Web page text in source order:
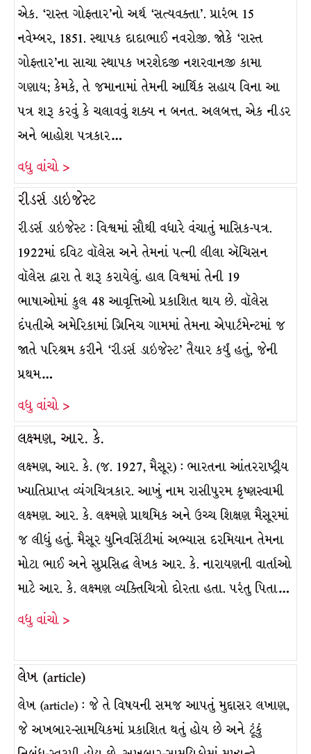
એક. ‘રાસ્ત ગોફ્તાર’નો અર્થ ‘સત્યવક્તા’. પ્રારંભ 15
નવેમ્બર, 1851. સ્થાપક દાદાભાઈ નવરોજી. જોકે ‘રાસ્ત
ગોફ્તાર’ના સાચા સ્થાપક ખરશેદજી નશરવાનજી કામા
ગણાય; કેમકે, તે જમાનામાં તેમની આર્થિક સહાય વિના આ
પત્ર શરૂ કરવું કે ચલાવવું શક્ય ન બનત. અલબત્ત, એક નીડર
અને બાહોશ પત્રકાર…
વધુ વાંચો >
રીડર્સ ડાઇજેસ્ટ
રીડર્સ ડાઇજેસ્ટ : વિશ્વમાં સૌથી વધારે વંચાતું માસિક-પત્ર.
1922માં દવિટ વૉલેસ અને તેમનાં પત્ની લીલા ઍચિસન
વૉલેસ દ્વારા તે શરૂ કરાયેલું. હાલ વિશ્વમાં તેની 19
ભાષાઓમાં કુલ 48 આવૃત્તિઓ પ્રકાશિત થાય છે. વૉલેસ
દંપતીએ અમેરિકામાં ગ્રિનિચ ગામમાં તેમના એપાર્ટમેન્ટમાં જ
જાતે પરિશ્રમ કરીને ‘રીડર્સ ડાઇજેસ્ટ’ તૈયાર કર્યું હતું, જેની
પ્રથમ…
વધુ વાંચો >
લક્ષ્મણ, આર. કે.
લક્ષ્મણ, આર. કે. (જ. 1927, મૈસૂર) : ભારતના આંતરરાષ્ટ્રીય
ખ્યાતિપ્રાપ્ત વ્યંગચિત્રકાર. આખું નામ રાસીપુરમ કૃષ્ણસ્વામી
લક્ષ્મણ. આર. કે. લક્ષ્મણે પ્રાથમિક અને ઉચ્ચ શિક્ષણ મૈસૂરમાં
જ લીધું હતું. મૈસૂર યુનિવર્સિટીમાં અભ્યાસ દરમિયાન તેમના
મોટા ભાઈ અને સુપ્રસિદ્ધ લેખક આર. કે. નારાયણની વાર્તાઓ
માટે આર. કે. લક્ષ્મણ વ્યક્તિચિત્રો દોરતા હતા. પરંતુ પિતા…
વધુ વાંચો >
લેખ (article)
લેખ (article) : જે તે વિષયની સમજ આપતું મુદ્દાસર લખાણ,
જે અખબાર-સામયિકમાં પ્રકાશિત થતું હોય છે અને ટૂંકું